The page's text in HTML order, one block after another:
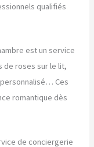
qualifiés
est un service
de roses sur le lit,
Ces
romantique dès
de conciergerie